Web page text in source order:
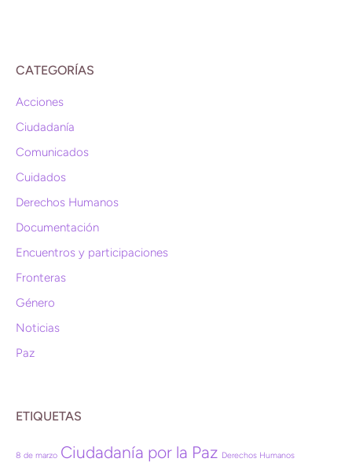
CATEGORÍAS
Acciones
Ciudadanía
Comunicados
Cuidados
Derechos Humanos
Documentación
Encuentros y participaciones
Fronteras
Género
Noticias
Paz
ETIQUETAS
8 de marzo Ciudadanía por la Paz Derechos Humanos